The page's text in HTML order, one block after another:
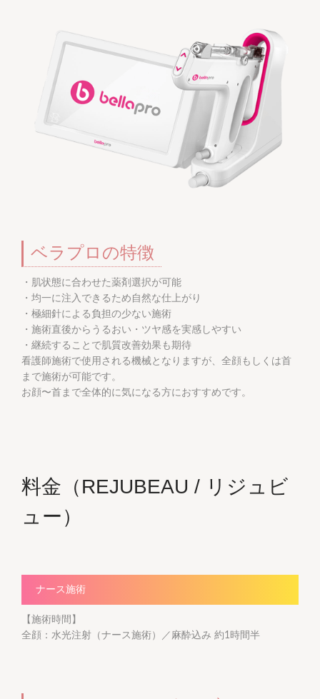
ベラプロの特徴
・肌状態に合わせた薬剤選択が可能
・均一に注入できるため自然な仕上がり
・極細針による負担の少ない施術
・施術直後からうるおい・ツヤ感を実感しやすい
・継続することで肌質改善効果も期待
看護師施術で使用される機械となりますが、全顔もしくは首
まで施術が可能です。
お顔〜首まで全体的に気になる方におすすめです。
料金（REJUBEAU / リジュビ
ュー）
ナース施術
【施術時間】
全顔：水光注射（ナース施術）／麻酔込み 約1時間半